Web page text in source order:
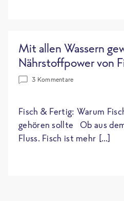
Mit allen Wassern
Nährstoffpower von
3 Kommentare
Fisch & Fertig: Warum
gehören sollte Ob aus
Fluss. Fisch ist mehr […]